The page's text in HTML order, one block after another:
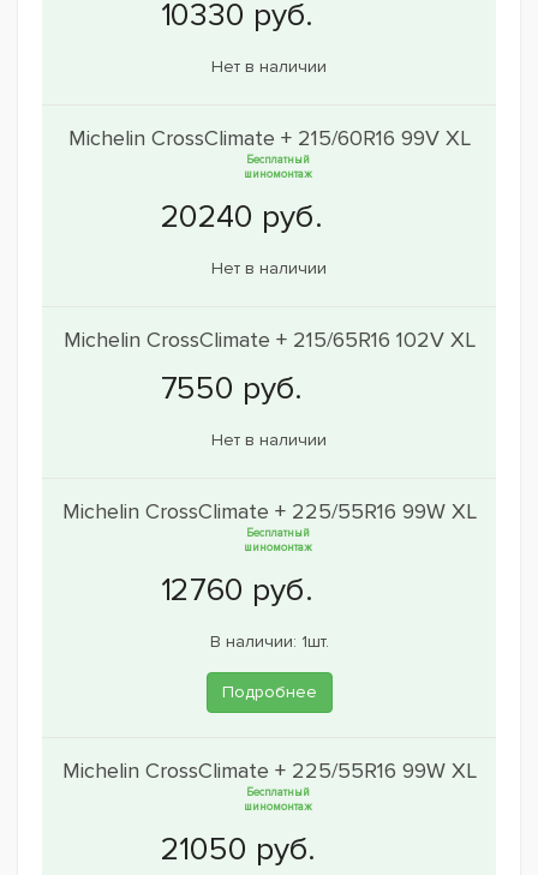
Нет в наличии
Michelin CrossClimate + 215/60R16 99V XL
Бесплатный
шиномонтаж
Нет в наличии
Michelin CrossClimate + 215/65R16 102V XL
Нет в наличии
Michelin CrossClimate + 225/55R16 99W XL
Бесплатный
шиномонтаж
В наличии: 1шт.
Подробнее
Michelin CrossClimate + 225/55R16 99W XL
Бесплатный
шиномонтаж